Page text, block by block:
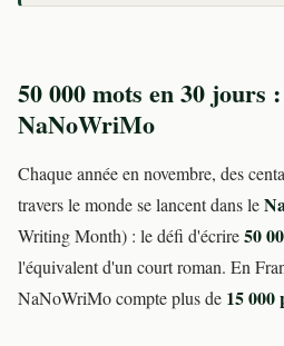
50 000 mots en 30 jours
NaNoWriMo
Chaque année en novembre, des
travers le monde se lancent dans le
Writing Month) : le défi d'écrire50
l'équivalent d'un court roman. En
NaNoWriMo compte plus de 15 000